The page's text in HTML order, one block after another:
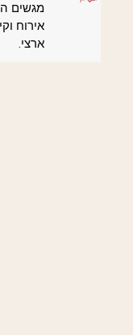
מגשים
אירוח
ארצי.